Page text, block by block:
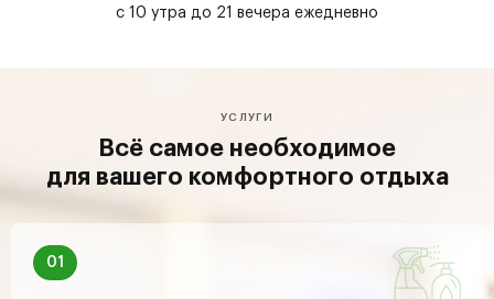
с 10 утра до 21 вечера ежедневно
УСЛУГИ
Всё самое необходимое
для вашего комфортного отдыха